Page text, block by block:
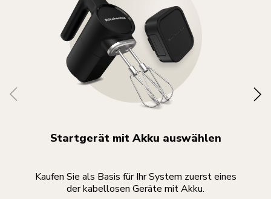
Startgerät mit Akku auswählen
Kaufen Sie als Basis für Ihr System zuerst eines
der kabellosen Geräte mit Akku.